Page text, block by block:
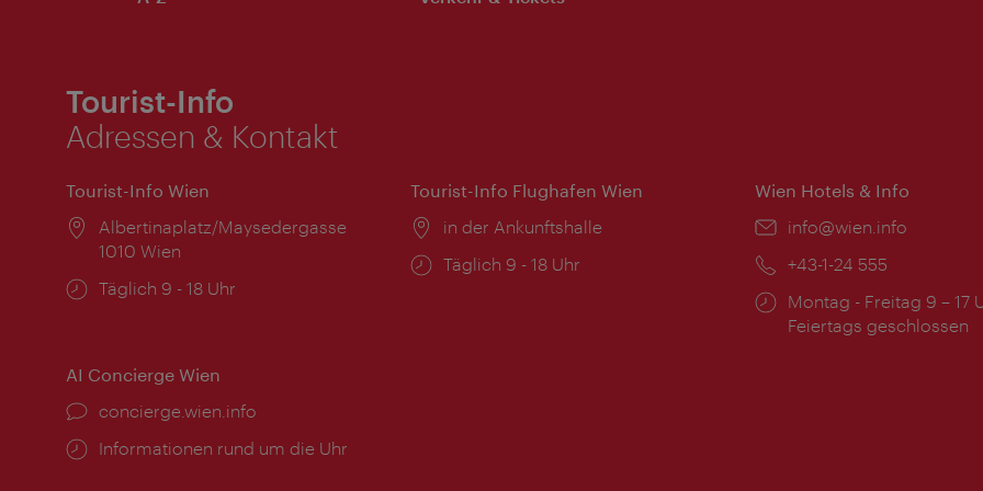
Tourist-Info
Adressen & Kontakt
Tourist-Info Wien
Ort:
Albertinaplatz/Maysedergasse
1010 Wien
Öffnungszeiten:
Täglich 9 - 18 Uhr
Tourist-Info Flughafen Wien
Ort:
in der Ankunftshalle
Öffnungszeiten:
Täglich 9 - 18 Uhr
Wien Hotels & Info
Email:
info@wien.info
Telefon:
+43-1-24 555
Öffnungszeiten:
Montag - Freitag 9 – 17
Feiertags geschlossen
AI Concierge Wien
Ort:
concierge.wien.info
Öffnungszeiten:
Informationen rund um die Uhr